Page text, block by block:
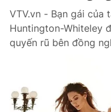
VTV.vn - Bạn gái của
Huntington-Whiteley
quyến rũ bên đồng